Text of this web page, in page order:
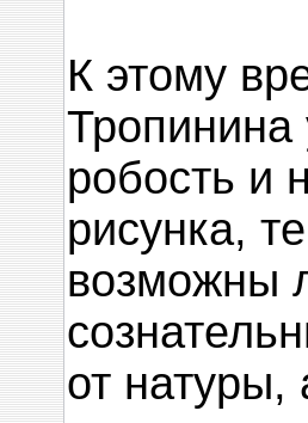
К этому
Тропинина
робость и
рисунка,
возможны
от натуры,